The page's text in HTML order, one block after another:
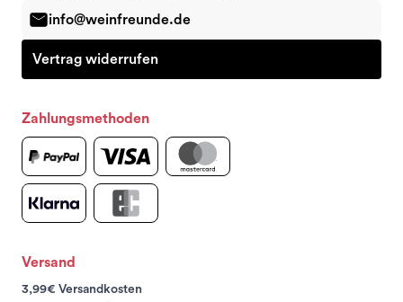
info@weinfreunde.de
Vertrag widerrufen
Zahlungsmethoden
Versand
3,99€ Versandkosten